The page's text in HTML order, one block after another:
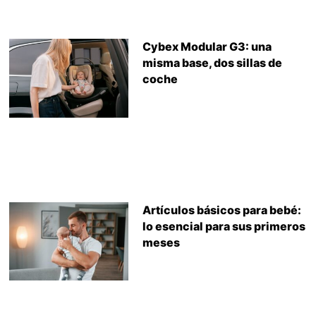
Cybex Modular G3: una
misma base, dos sillas de
coche
Artículos básicos para bebé:
lo esencial para sus primeros
meses